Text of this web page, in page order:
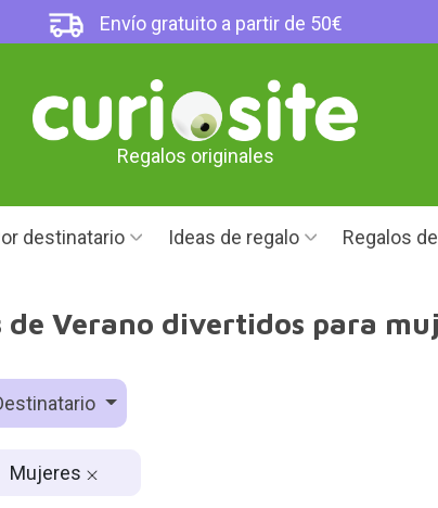
Envío gratuito a partir de 50€
Regalos originales
destinatario Ideas de regalo Regalos
de Verano divertidos para
Mujeres